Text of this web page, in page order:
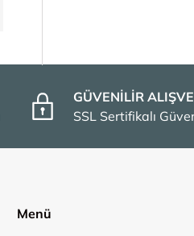
GÜVENİLİR
SSL Sertifikalı
Menü